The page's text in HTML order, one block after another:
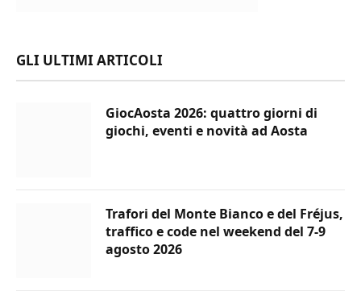
GLI ULTIMI ARTICOLI
GiocAosta 2026: quattro giorni di
giochi, eventi e novità ad Aosta
Trafori del Monte Bianco e del Fréjus,
traffico e code nel weekend del 7-9
agosto 2026